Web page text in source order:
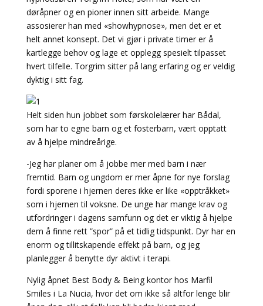
døråpner og en pioner innen sitt arbeide. Mange
assosierer han med «showhypnose», men det er et
helt annet konsept. Det vi gjør i private timer er å
kartlegge behov og lage et opplegg spesielt tilpasset
hvert tilfelle. Torgrim sitter på lang erfaring og er veldig
dyktig i sitt fag.
Helt siden hun jobbet som førskolelærer har Bådal,
som har to egne barn og et fosterbarn, vært opptatt
av å hjelpe mindreårige.
-Jeg har planer om å jobbe mer med barn i nær
fremtid. Barn og ungdom er mer åpne for nye forslag
fordi sporene i hjernen deres ikke er like «opptråkket»
som i hjernen til voksne. De unge har mange krav og
utfordringer i dagens samfunn og det er viktig å hjelpe
dem å finne rett ”spor” på et tidlig tidspunkt. Dyr har en
enorm og tillitskapende effekt på barn, og jeg
planlegger å benytte dyr aktivt i terapi.
Nylig åpnet Best Body & Being kontor hos Marfil
Smiles i La Nucia, hvor det om ikke så altfor lenge blir